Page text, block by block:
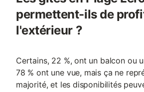
permettent-ils de
l'extérieur ?
Certains, 22 %, ont un balcon ou
78 % ont une vue, mais ça ne
majorité, et les disponibilités